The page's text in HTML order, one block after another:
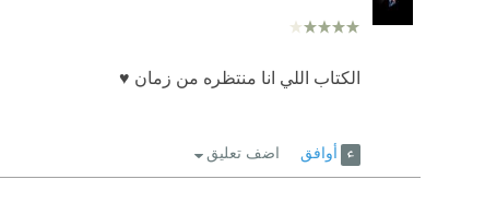
الكتاب اللي انا منتظره من زمان ♥️
أوافق اضف تعليق